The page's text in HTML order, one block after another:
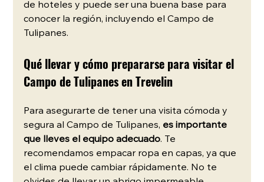
de hoteles y puede ser una buena base para
conocer la región, incluyendo el Campo de
Tulipanes.
Qué llevar y cómo prepararse para visitar el
Campo de Tulipanes en Trevelin
Para asegurarte de tener una visita cómoda y
segura al Campo de Tulipanes, es importante
que lleves el equipo adecuado. Te
recomendamos empacar ropa en capas, ya que
el clima puede cambiar rápidamente. No te